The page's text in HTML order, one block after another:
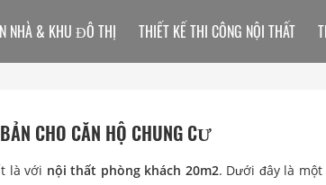
CHO CĂN HỘ CHUNG CƯ
là với nội thất phòng khách 20m2. Dưới đây là một
NHÀ & KHU ĐÔ THỊ THIẾT KẾ THI CÔNG NỘI THẤT